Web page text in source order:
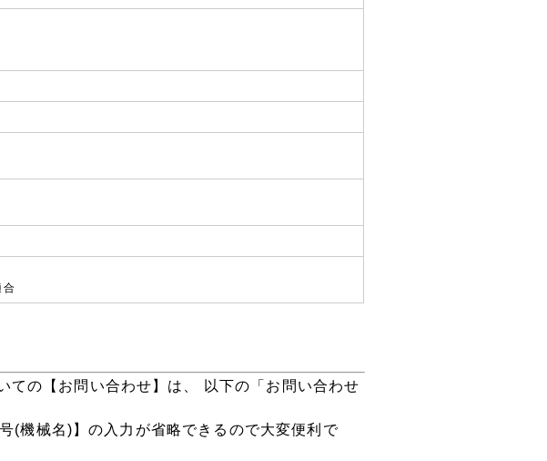
合
ての【お問い合わせ】は、 以下の「お問い合わせ
(機械名)】の入力が省略できるので大変便利で